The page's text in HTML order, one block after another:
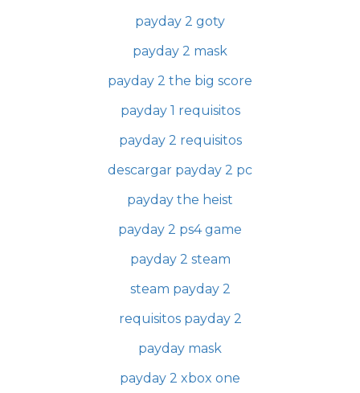
payday 2 goty
payday 2 mask
payday 2 the big score
payday 1 requisitos
payday 2 requisitos
descargar payday 2 pc
payday the heist
payday 2 ps4 game
payday 2 steam
steam payday 2
requisitos payday 2
payday mask
payday 2 xbox one